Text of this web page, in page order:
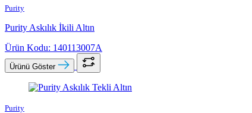
Purity
Purity Askılık İkili Altın
Ürün Kodu: 140113007A
Ürünü Göster
Purity